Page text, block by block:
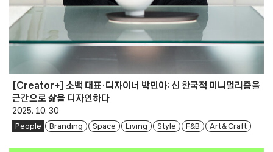
[Creator+] 소백 대표·디자이너 박민아: 신 한국적 미니멀리즘을
근간으로 삶을 디자인하다
2025. 10. 30
People Branding Space Living Style F&B Art & Craft